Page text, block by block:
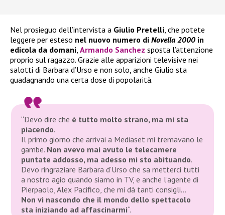
Nel prosieguo dell’intervista a Giulio Pretelli , che potete
leggere per esteso nel nuovo numero di Novella 2000 in
edicola da domani Armando Sanchez sposta l’attenzione
proprio sul ragazzo. Grazie alle apparizioni televisive nei
salotti di Barbara d’Urso e non solo, anche Giulio sta
guadagnando una certa dose di popolarità.
“Devo dire che è tutto molto strano, ma mi sta
piacendo.
Il primo giorno che arrivai a Mediaset mi tremavano le
gambe. Non avevo mai avuto le telecamere
puntate addosso, ma adesso mi sto abituando.
Devo ringraziare Barbara d’Urso che sa metterci tutti
a nostro agio quando siamo in TV, e anche l’agente di
Pierpaolo, Alex Pacifico, che mi dà tanti consigli…
Non vi nascondo che il mondo dello spettacolo
sta iniziando ad affascinarmi“.